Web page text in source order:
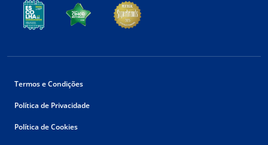
Termos e Condições
Política de Privacidade
Política de Cookies